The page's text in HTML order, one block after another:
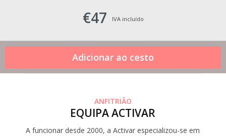
€47 IVA incluído
ANFITRIÃO
EQUIPA ACTIVAR
A funcionar desde 2000, a Activar especializou-se em